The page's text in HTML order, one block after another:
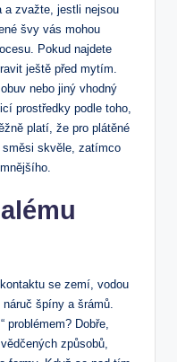
a zvažte, jestli nejsou
švy vás mohou
Pokud najdete
ještě před mytím.
nebo jiný vhodný
prostředky podle toho,
platí, že pro plátěné
skvěle, zatímco
se zemí, vodou
špíny a šrámů.
problémem? Dobře,
způsobů,